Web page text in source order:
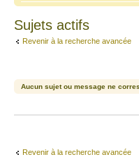
Sujets actifs
Revenir à la recherche avancée
Aucun sujet ou message ne
Revenir à la recherche avancée